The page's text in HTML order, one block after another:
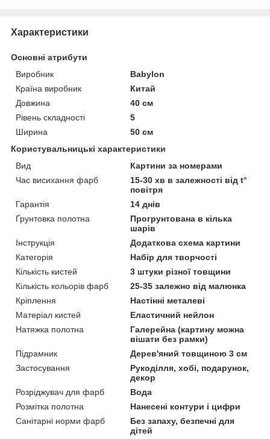
Характеристики
Основні атрибути
Виробник
Babylon
Країна виробник
Китай
Довжина
40 см
Рівень складності
5
Ширина
50 см
Користувальницькі характеристики
Вид
Картини за номерами
Час висихання фарб
15-30 хв в залежності від t°
повітря
Гарантія
14 днів
Ґрунтовка полотна
Прогрунтована в кілька
шарів
Інструкція
Додаткова схема картини
Категорія
Набір для творчості
Кількість кистей
3 штуки різної товщини
Кількість кольорів фарб
25-35 залежно від малюнка
Кріплення
Настінні металеві
Матеріал кистей
Еластичний нейлон
Натяжка полотна
Галерейна (картину можна
вішати без рамки)
Підрамник
Дерев'яний товщиною 3 см
Застосування
Рукоділля, хобі, подарунок,
декор
Розріджувач для фарб
Вода
Розмітка полотна
Нанесені контури і цифри
Санітарні норми фарб
Без запаху, безпечні для
дітей